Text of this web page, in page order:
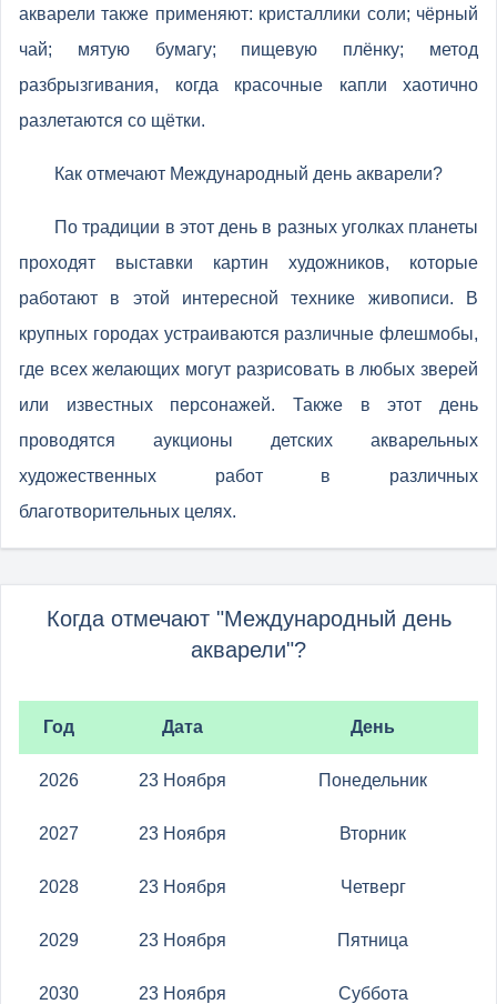
акварели также применяют: кристаллики соли; чёрный
чай; мятую бумагу; пищевую плёнку; метод
разбрызгивания, когда красочные капли хаотично
разлетаются со щётки.
Как отмечают Международный день акварели?
По традиции в этот день в разных уголках планеты
проходят выставки картин художников, которые
работают в этой интересной технике живописи. В
крупных городах устраиваются различные флешмобы,
где всех желающих могут разрисовать в любых зверей
или известных персонажей. Также в этот день
проводятся аукционы детских акварельных
художественных работ в различных
благотворительных целях.
Когда отмечают "Международный день
акварели"?
Год Дата День
2026 23 Ноября Понедельник
2027 23 Ноября Вторник
2028 23 Ноября Четверг
2029 23 Ноября Пятница
2030 23 Ноября Суббота